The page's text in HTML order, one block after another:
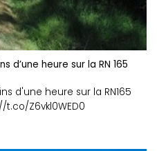
d’une heure sur la RN 165
d'une heure sur la RN165
t.co/Z6vkl0WED0